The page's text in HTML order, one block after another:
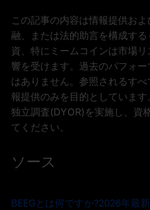
この記事の内容は情報提供お
融、または法的助言を構成す
資、特にミームコインは市場
響を受けます。過去のパフォ
はありません。参照されるす
報提供のみを目的としていま
独立調査(DYOR)を実施し、資
てください。
ソース
BEEGとは何ですか?2026年最